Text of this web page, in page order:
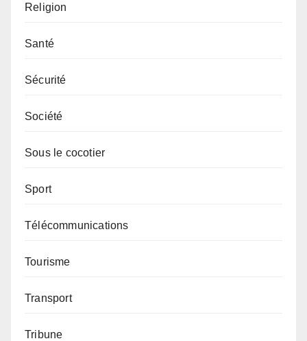
Religion
Santé
Sécurité
Société
Sous le cocotier
Sport
Télécommunications
Tourisme
Transport
Tribune